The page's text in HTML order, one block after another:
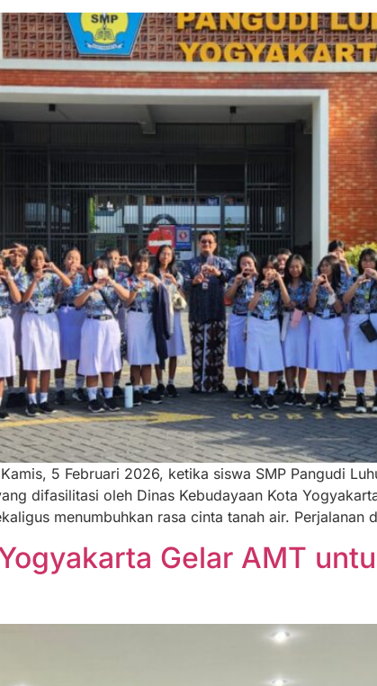
5 Februari 2026, ketika siswa SMP Pangudi
difasilitasi oleh Dinas Kebudayaan Kota
menumbuhkan rasa cinta tanah air. Perjalanan
Gelar AMT